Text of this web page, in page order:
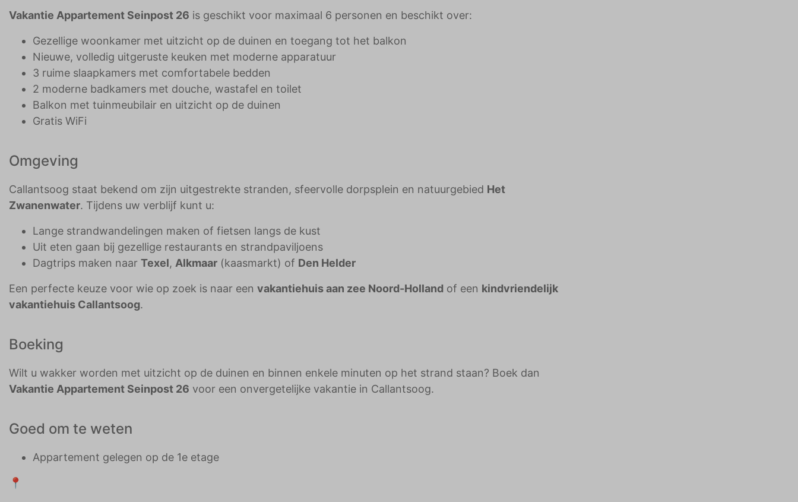
Vakantie Appartement Seinpost 26 is geschikt voor maximaal 6 personen en beschikt over:
Gezellige woonkamer met uitzicht op de duinen en toegang tot het balkon
Nieuwe, volledig uitgeruste keuken met moderne apparatuur
3 ruime slaapkamers met comfortabele bedden
2 moderne badkamers met douche, wastafel en toilet
Balkon met tuinmeubilair en uitzicht op de duinen
Gratis WiFi
Omgeving
Callantsoog staat bekend om zijn uitgestrekte stranden, sfeervolle dorpsplein en natuurgebied Het
Zwanenwater. Tijdens uw verblijf kunt u:
Lange strandwandelingen maken of fietsen langs de kust
Uit eten gaan bij gezellige restaurants en strandpaviljoens
Dagtrips maken naar Texel, Alkmaar (kaasmarkt) of Den Helder
Een perfecte keuze voor wie op zoek is naar een vakantiehuis aan zee Noord-Holland of een kindvriendelijk
vakantiehuis Callantsoog.
Boeking
Wilt u wakker worden met uitzicht op de duinen en binnen enkele minuten op het strand staan? Boek dan
Vakantie Appartement Seinpost 26 voor een onvergetelijke vakantie in Callantsoog.
Goed om te weten
Appartement gelegen op de 1e etage
📍